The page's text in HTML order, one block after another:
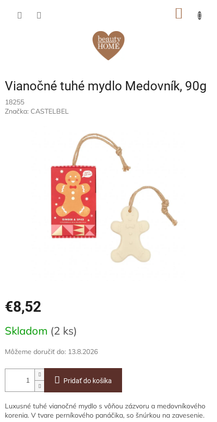
Vianočné tuhé mydlo Medovník, 90g
18255
Značka: CASTELBEL
€8,52
cena:
Skladom (2 ks)
Môžeme doručiť do: 13.8.2026
Pridať do košíka
Luxusné tuhé vianočné mydlo s vôňou zázvoru a medovníkového
korenia. V tvare perníkového panáčika, so šnúrkou na zavesenie.